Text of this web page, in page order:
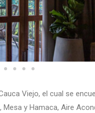
Viejo, el cual se
y Hamaca, Aire